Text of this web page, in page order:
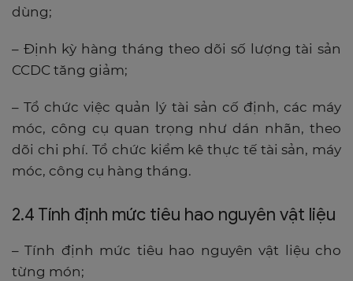
dùng;
– Định kỳ hàng tháng theo dõi số lượng tài sản
CCDC tăng giảm;
– Tổ chức việc quản lý tài sản cố định, các máy
móc, công cụ quan trọng như dán nhãn, theo
dõi chi phí. Tổ chức kiểm kê thực tế tài sản, máy
móc, công cụ hàng tháng.
2.4 Tính định mức tiêu hao nguyên vật liệu
– Tính định mức tiêu hao nguyên vật liệu cho
từng món;